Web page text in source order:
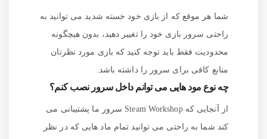
شما هر موقع که از بازی خود خسته شدید می توانید به
راحتی سرور بازی خود را تغییر دهید، بدون هیچگونه
محدودیت فقط باید توجه کنید که بازی مورد نظرتان
منابع کافی برای سرور را داشته باشد.
چه نوع مود هایی می توانم داخل سرور نصب کنم؟
از آنجایی که Steam Workshop سرور ما پشتیبانی می
کند شما به راحتی می توانید تمام ماد هایی که در نظر